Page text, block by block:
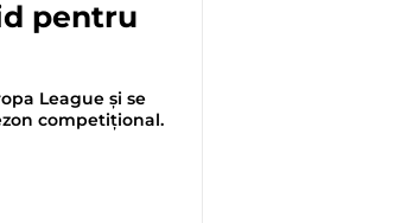
pentru
League și se
competițional.